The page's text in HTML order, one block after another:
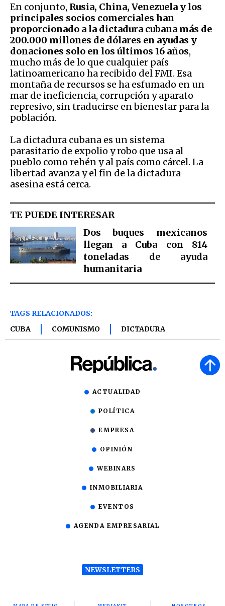
En conjunto, Rusia, China, Venezuela y los
principales socios comerciales han
proporcionado a la dictadura cubana más de
200.000 millones de dólares en ayudas y
donaciones solo en los últimos 16 años,
mucho más de lo que cualquier país
latinoamericano ha recibido del FMI. Esa
montaña de recursos se ha esfumado en un
mar de ineficiencia, corrupción y aparato
represivo, sin traducirse en bienestar para la
población.
La dictadura cubana es un sistema
parasitario de expolio y robo que usa al
pueblo como rehén y al país como cárcel. La
libertad avanza y el fin de la dictadura
asesina está cerca.
TE PUEDE INTERESAR
Dos buques mexicanos
llegan a Cuba con 814
toneladas de ayuda
humanitaria
TAGS RELACIONADOS:
CUBA
COMUNISMO DICTADURA
ACTUALIDAD
POLÍTICA
EMPRESA
OPINIÓN
WEBINARS
INMOBILIARIA
EVENTOS
AGENDA EMPRESARIAL
NEWSLETTERS